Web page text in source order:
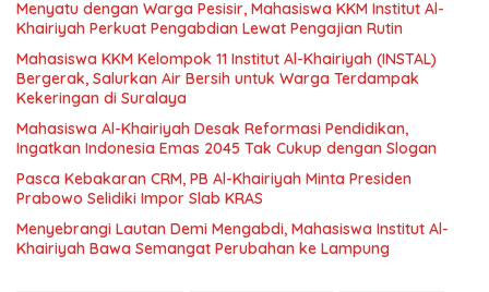
Menyatu dengan Warga Pesisir, Mahasiswa KKM Institut Al-
Khairiyah Perkuat Pengabdian Lewat Pengajian Rutin
Mahasiswa KKM Kelompok 11 Institut Al-Khairiyah (INSTAL)
Bergerak, Salurkan Air Bersih untuk Warga Terdampak
Kekeringan di Suralaya
Mahasiswa Al-Khairiyah Desak Reformasi Pendidikan,
Ingatkan Indonesia Emas 2045 Tak Cukup dengan Slogan
Pasca Kebakaran CRM, PB Al-Khairiyah Minta Presiden
Prabowo Selidiki Impor Slab KRAS
Menyebrangi Lautan Demi Mengabdi, Mahasiswa Institut Al-
Khairiyah Bawa Semangat Perubahan ke Lampung